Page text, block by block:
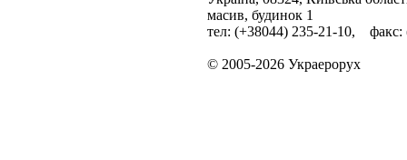
масив, будинок 1
тел: (+38044) 235-21-10, факс:
© 2005-2026 Украерорух